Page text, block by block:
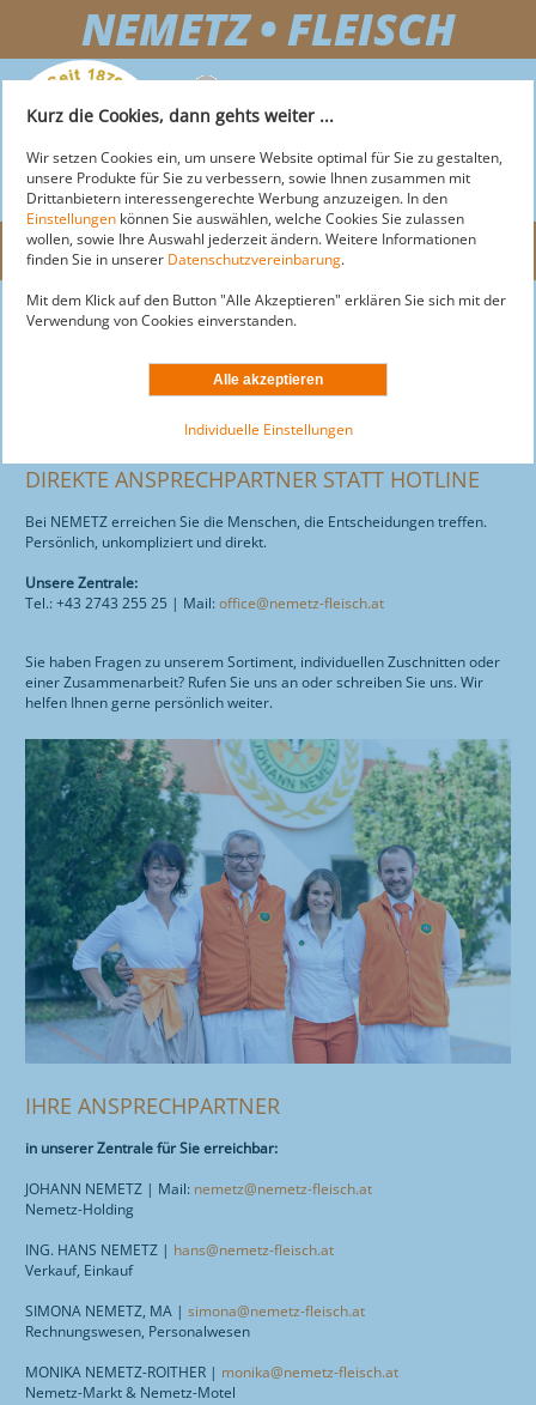
NEMETZ • FLEISCH
OFFICE@NEMETZ-FLEISCH.AT
Menü
NEMETZ-FLEISCH
AKTUELLE ANGEBOTE
SERVICE
SORTIMENT
WURSTTORTE
LOGISTIK-ZENTRUM
DOGS
HUNDEFUTTER
QUALITÄT
MOTEL
ZIMMER
ANREISE
RESTAURANT
ENGLISH
WISSENWERTES
ÜBER RESTAURANT
FRÜHSTÜCK
MITTAGSMENÜ & AKTIONEN
SPEISENANGEBOT
WURSTTORTE
SCHULBUFFET
FEIERN
ANREISE
TIERGARTEN
ÜBER UNS
KONTAKT
STANDORTE
GESCHICHTE
ZERTIFIZIERUNG
OFFENE STELLEN
IMPRESSUM
ONLINE-SHOP
Über uns
Zertifizierung
Impressum
DIREKTE ANSPRECHPARTNER STATT HOTLINE
Bei NEMETZ erreichen Sie die Menschen, die Entscheidungen treffen.
Persönlich, unkompliziert und direkt.
Unsere Zentrale:
Tel.: +43 2743 255 25 | Mail: office@nemetz-fleisch.at
Sie haben Fragen zu unserem Sortiment, individuellen Zuschnitten oder
einer Zusammenarbeit? Rufen Sie uns an oder schreiben Sie uns. Wir
helfen Ihnen gerne persönlich weiter.
IHRE ANSPRECHPARTNER
in unserer Zentrale für Sie erreichbar:
JOHANN NEMETZ | Mail: nemetz@nemetz-fleisch.at
Nemetz-Holding
ING. HANS NEMETZ | hans@nemetz-fleisch.at
Verkauf, Einkauf
SIMONA NEMETZ, MA | simona@nemetz-fleisch.at
Rechnungswesen, Personalwesen
MONIKA NEMETZ-ROITHER | monika@nemetz-fleisch.at
Nemetz-Markt & Nemetz-Motel
Kurz die Cookies, dann gehts weiter ...
Wir setzen Cookies ein, um unsere Website optimal für Sie zu gestalten,
unsere Produkte für Sie zu verbessern, sowie Ihnen zusammen mit
Drittanbietern interessengerechte Werbung anzuzeigen. In den
Einstellungen können Sie auswählen, welche Cookies Sie zulassen
wollen, sowie Ihre Auswahl jederzeit ändern. Weitere Informationen
finden Sie in unserer Datenschutzvereinbarung.
Mit dem Klick auf den Button "Alle Akzeptieren" erklären Sie sich mit der
Verwendung von Cookies einverstanden.
Individuelle Einstellungen